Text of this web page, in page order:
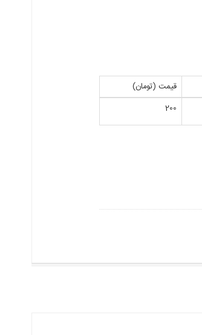
قیمت (تومان)
200